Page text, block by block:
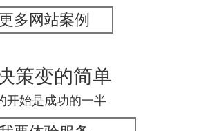
更多网站案例
策变的简单
开始是成功的一半